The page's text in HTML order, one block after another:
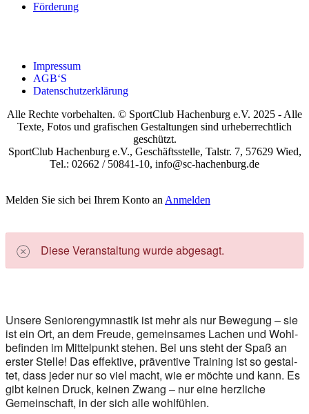
För­de­rung
Impres­sum
AGB‘S
Daten­schutz­er­klä­rung
Alle Rechte vorbehalten. © SportClub Hachenburg e.V. 2025 - Alle
Texte, Fotos und grafischen Gestaltungen sind urheberrechtlich
geschützt.
SportClub Hachenburg e.V., Geschäftsstelle, Talstr. 7, 57629 Wied,
Tel.: 02662 / 50841-10, info@sc-hachenburg.de
Melden Sie sich bei Ihrem Konto an Anmelden
Die­se Ver­an­stal­tung wur­de abge­sagt.
Unse­re Senio­ren­gym­nas­tik ist mehr als nur Bewe­gung – sie
ist ein Ort, an dem Freu­de, gemein­sa­mes Lachen und Wohl­
be­fin­den im Mit­tel­punkt ste­hen. Bei uns steht der Spaß an
ers­ter Stel­le! Das effek­ti­ve, prä­ven­ti­ve Trai­ning ist so gestal­
tet, dass jeder nur so viel macht, wie er möch­te und kann. Es
gibt kei­nen Druck, kei­nen Zwang – nur eine herz­li­che
Gemein­schaft, in der sich alle wohl­füh­len.